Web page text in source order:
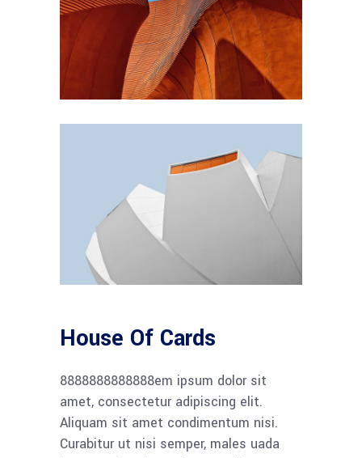
House Of Cards
8888888888888em ipsum dolor sit
amet, consectetur adipiscing elit.
Aliquam sit amet condimentum nisi.
Curabitur ut nisi semper, males uada